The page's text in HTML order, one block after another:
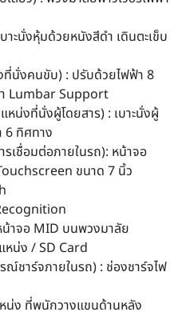
าะนั่งหุ้มด้วยหนังสีดำ เดินตะเข็บ
นั่งคนขับ) : ปรับด้วยไฟฟ้า 8
Lumbar Support
น่งที่นั่งผู้โดยสาร) : เบาะนั่งผู้
6 ทิศทาง
เชื่อมต่อภายในรถ): หน้าจอ
ขนาด 7 นิ้ว
น้าจอ MID บนพวงมาลัย
หน่ง / SD Card
ชาร์จภายในรถ) : ช่องชาร์จไฟ
น่ง ที่พนักวางแขนด้านหลัง